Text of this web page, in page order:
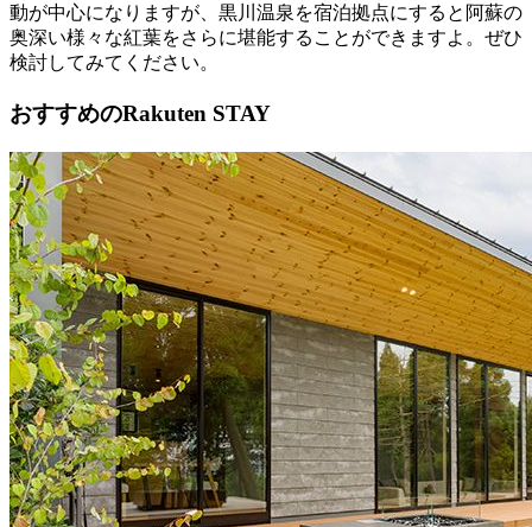
動が中心になりますが、黒川温泉を宿泊拠点にすると阿蘇の
奥深い様々な紅葉をさらに堪能することができますよ。ぜひ
検討してみてください。
おすすめのRakuten STAY